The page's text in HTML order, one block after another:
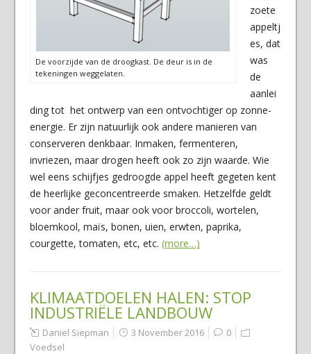
De voorzijde van de droogkast. De deur is in de
tekeningen weggelaten.
zoete
appeltj
es, dat
was
de
aanlei
ding tot het ontwerp van een ontvochtiger op zonne-
energie. Er zijn natuurlijk ook andere manieren van
conserveren denkbaar. Inmaken, fermenteren,
invriezen, maar drogen heeft ook zo zijn waarde. Wie
wel eens schijfjes gedroogde appel heeft gegeten kent
de heerlijke geconcentreerde smaken. Hetzelfde geldt
voor ander fruit, maar ook voor broccoli, wortelen,
bloemkool, maïs, bonen, uien, erwten, paprika,
courgette, tomaten, etc, etc. (more…)
KLIMAATDOELEN HALEN: STOP
INDUSTRIËLE LANDBOUW
Daniel Siepman 3 November 2016
0
Voedsel